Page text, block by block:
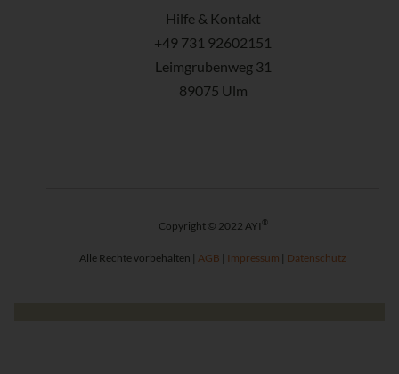
Hilfe & Kontakt
+49 731 92602151
Leimgrubenweg 31
89075 Ulm
Copyright © 2022 AYI ®
Alle Rechte vorbehalten | AGB | Impressum | Datenschutz